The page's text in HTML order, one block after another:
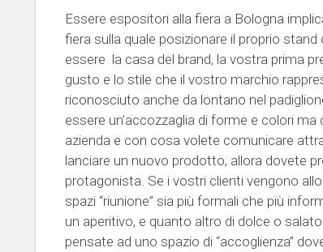
Essere espositori alla fiera a Bologna
fiera sulla quale posizionare il proprio
essere la casa del brand, la vostra prima
gusto e lo stile che il vostro marchio
riconosciuto anche da lontano nel
essere un’accozzaglia di forme e colori
azienda e con cosa volete comunicare
lanciare un nuovo prodotto, allora dovete
protagonista. Se i vostri clienti vengono
spazi “riunione” sia più formali che più
un aperitivo, e quanto altro di dolce o
pensate ad uno spazio di “accoglienza”